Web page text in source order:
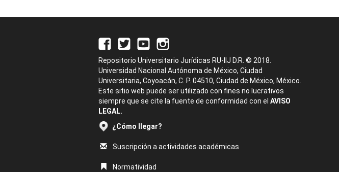
Repositorio Universitario Jurídicas RU-IIJ D.R. © 2018.
Universidad Nacional Autónoma de México, Ciudad
Universitaria, Coyoacán, C. P. 04510, Ciudad de México, México.
Este sitio web puede ser utilizado con fines no lucrativos
siempre que se cite la fuente de conformidad con el AVISO
LEGAL.
¿Cómo llegar?
Suscripción a actividades académicas
Normatividad